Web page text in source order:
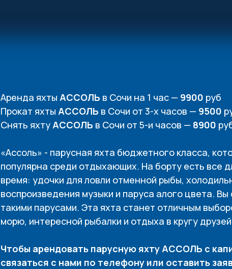
Аренда яхты АССОЛЬ в Сочи на 1 час — 9900 руб
Прокат яхты АССОЛЬ в Сочи от 3-х часов — 9500
Снять яхтуАССОЛЬ в Сочи от 5-и часов — 8900
«Ассоль» - парусная яхта бюджетного класса,
популярна среди отдыхающих. На борту есть все
время: удочки для ловли отменной рыбы,
воспроизведения музыки и паруса алого цвета.
такими парусами. Эта яхта станет отличным
морю, интересной рыбалки и отдыха в кругу
Чтобы арендовать парусную яхту АССОЛЬ с
связаться с нами по телефону или оставить